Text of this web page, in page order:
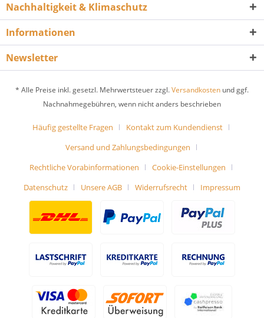
Nachhaltigkeit & Klimaschutz
Informationen
Newsletter
* Alle Preise inkl. gesetzl. Mehrwertsteuer zzgl.Versandkosten und ggf.
Nachnahmegebühren, wenn nicht anders beschrieben
Häufig gestellte Fragen
Kontakt zum Kundendienst
Versand und Zahlungsbedingungen
Rechtliche Vorabinformationen
Cookie-Einstellungen
Datenschutz
Unsere AGB Widerrufsrecht Impressum